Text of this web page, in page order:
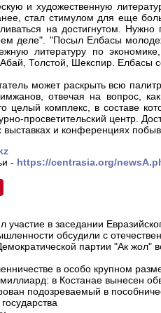
и художественную
стал стимулом для еще
на достигнутом.
деле". "Посыл Елбасы
литературу по
Толстой, Шекспир. Елбасы
может раскрыть всю
отвечая на вопрос,
целый комплекс, в составе
просветительский центр.
и конференциях
- https://centrasia.org/
участие в заседании
обсудили с
партии "Ак жол"
в особо крупном
в Костанае вынесен
подозреваемый в